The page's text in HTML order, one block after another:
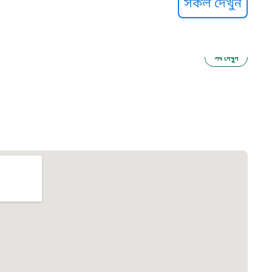
সকল দেখুন
সব দেখুন